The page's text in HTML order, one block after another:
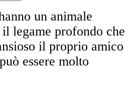
un animale
legame profondo che
il proprio amico
essere molto